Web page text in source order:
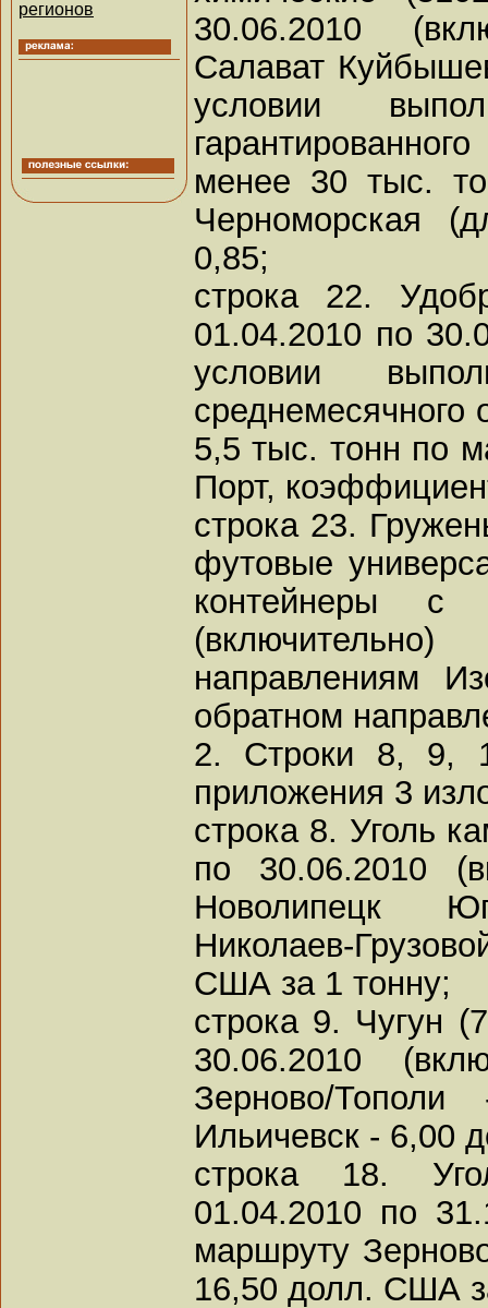
регионов
30.06.2010
Салават
условии
менее 30 тыс.
Черноморская
0,85;
строка 22.
01.04.2010 по
условии
среднемесячного
5,5 тыс. тонн по
Порт,
строка 23.
футовые
контейнеры с
направлениям
обратном
2. Строки 8, 9,
приложения 3
строка 8. Уголь
по 30.06.2010
Новолипецк
Николаев-
США за 1 тонну;
строка 9. Чугун
30.06.2010
Зерново/Тополи
Ильичевск - 6,00
строка 18.
01.04.2010 по
маршруту
16,50 долл. США